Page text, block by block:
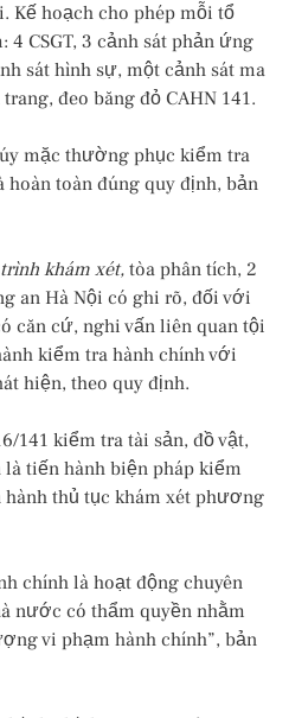
Kế hoạch cho phép mỗi tổ
CSGT, 3 cảnh sát phản ứng
sát hình sự, một cảnh sát ma
đeo băng đỏ CAHN 141.
mặc thường phục kiểm tra
toàn đúng quy định, bản
khám xét, tòa phân tích, 2
an Hà Nội có ghi rõ, đối với
căn cứ, nghi vấn liên quan tội
kiểm tra hành chính với
hiện, theo quy định.
141 kiểm tra tài sản, đồ vật,
tiến hành biện pháp kiểm
thủ tục khám xét phương
chính là hoạt động chuyên
nước có thẩm quyền nhằm
vi phạm hành chính”, bản